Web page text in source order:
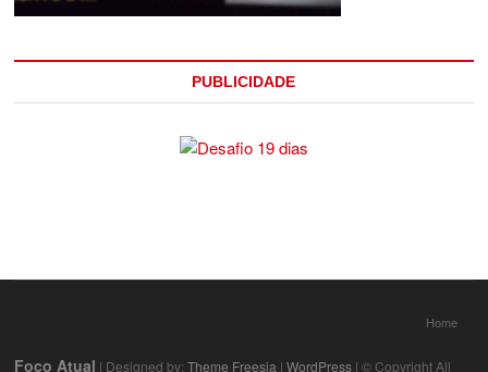
PUBLICIDADE
Home
Foco Atual | Designed by:Theme Freesia |WordPress | © Copyright All